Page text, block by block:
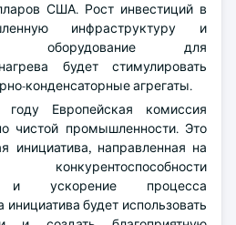
США. Рост инвестиций в
инфраструктуру и
оборудование для
будет стимулировать
конденсаторные агрегаты.
Европейская комиссия
чистой промышленности. Это
инициатива, направленная на
и ускорение процесса
будет использовать